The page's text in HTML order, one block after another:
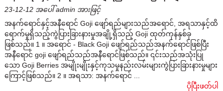
23-12-12 အပေါ် admin အားဖြင့်
အနက်ရောင်နှင့်အနီရောင် Goji ဖျော်ရည်များသည်အရောင်, အရသာနှင့်ထိ
ရောက်မှုရှိသည့်ကွဲပြားခြားနားမှုအချို့ရှိသည့် Goji ထုတ်ကုန်နှစ်ခု
ဖြစ်သည်။ 1 ။ အရောင် - Black Goji ဖျော်ရည်သည်အနက်ရောင်ဖြစ်ပြီး
အနီရောင် goji ဖျော်ရည်သည်အနီရောင်ဖြစ်သည်။ ၎င်းသည်အသုံးပြု
သော Goji Berries အမျိုးမျိုးနှင့်ကုသမှုနည်းလမ်းများကွဲပြားခြားနားမှုများ
ကြောင့်ဖြစ်သည်။ 2 ။ အရသာ: အနက်ရောင် ...
ပိုပြီးဖတ်ပါ